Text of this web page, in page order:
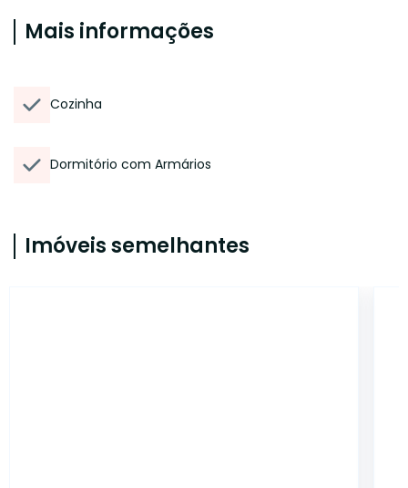
Mais informações
Cozinha
Dormitório com Armários
Imóveis semelhantes